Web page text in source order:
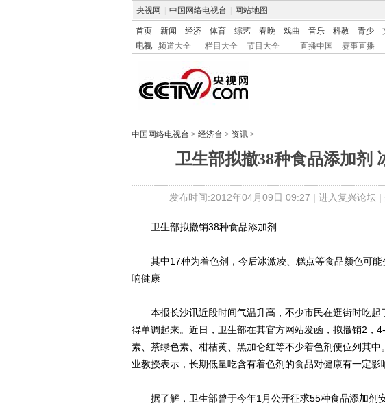
央视网 中国网络电视台 网站地图
首页 新闻 经济 体育 综艺 春晚 戏曲 音乐 科教 青少
电视
频道大全 栏目大全 节目大全 直播中国 赛事直播
中国网络电视台 > 经济台 > 资讯 >
卫生部拟撤38种食品添加剂
发布时间:2012年04月09日 09:27 | 进入复兴论坛 |
卫生部拟撤销38种食品添加剂
其中17种为着色剂，今后冰激凌、糕点等食品颜色可能
响健康
本报长沙讯近段时间气温升高，不少市民在逛街时吃起
得单调起来。近日，卫生部在其官方网站发函，拟撤销2，
素、茶绿色素、柑桔黄、黑加仑红等不少着色剂便位列其
业教授表示，长期低量吃含有着色剂的食品对健康有一定影
据了解，卫生部曾于今年1月公开征求55种食品添加剂